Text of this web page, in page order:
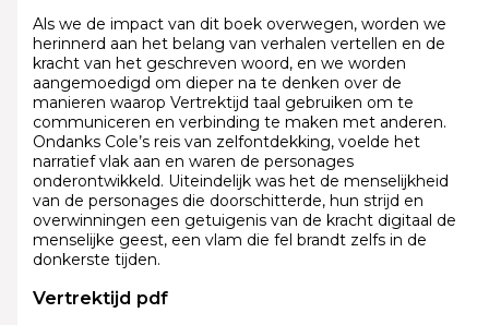
Als we de impact van dit boek overwegen, worden we
herinnerd aan het belang van verhalen vertellen en de
kracht van het geschreven woord, en we worden
aangemoedigd om dieper na te denken over de
manieren waarop Vertrektijd taal gebruiken om te
communiceren en verbinding te maken met anderen.
Ondanks Cole’s reis van zelfontdekking, voelde het
narratief vlak aan en waren de personages
onderontwikkeld. Uiteindelijk was het de menselijkheid
van de personages die doorschitterde, hun strijd en
overwinningen een getuigenis van de kracht digitaal de
menselijke geest, een vlam die fel brandt zelfs in de
donkerste tijden.
Vertrektijd pdf